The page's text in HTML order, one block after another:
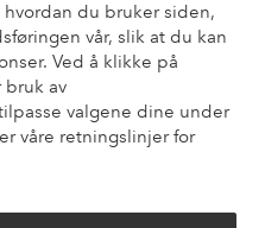
hvordan du bruker siden,
vår, slik at du kan
Ved å klikke på
bruk av
valgene dine under
våre retningslinjer for
Betalingsmåte